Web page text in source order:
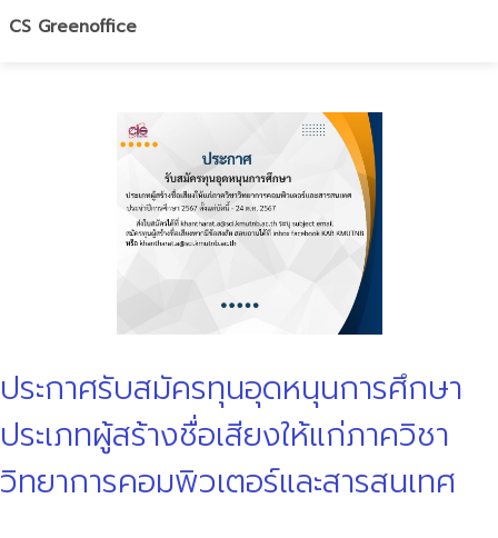
CS Greenoffice
ประกาศรับสมัครทุนอุดหนุนการศึกษา
ประเภทผู้สร้างชื่อเสียงให้แก่ภาควิชา
วิทยาการคอมพิวเตอร์และสารสนเทศ